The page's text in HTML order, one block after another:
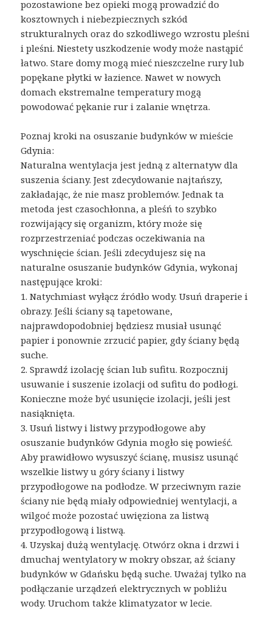
pozostawione bez opieki mogą prowadzić do
kosztownych i niebezpiecznych szkód
strukturalnych oraz do szkodliwego wzrostu pleśni
i pleśni. Niestety uszkodzenie wody może nastąpić
łatwo. Stare domy mogą mieć nieszczelne rury lub
popękane płytki w łazience. Nawet w nowych
domach ekstremalne temperatury mogą
powodować pękanie rur i zalanie wnętrza.
Poznaj kroki na osuszanie budynków w mieście
Gdynia:
Naturalna wentylacja jest jedną z alternatyw dla
suszenia ściany. Jest zdecydowanie najtańszy,
zakładając, że nie masz problemów. Jednak ta
metoda jest czasochłonna, a pleśń to szybko
rozwijający się organizm, który może się
rozprzestrzeniać podczas oczekiwania na
wyschnięcie ścian. Jeśli zdecydujesz się na
naturalne osuszanie budynków Gdynia, wykonaj
następujące kroki:
1. Natychmiast wyłącz źródło wody. Usuń draperie i
obrazy. Jeśli ściany są tapetowane,
najprawdopodobniej będziesz musiał usunąć
papier i ponownie zrzucić papier, gdy ściany będą
suche.
2. Sprawdź izolację ścian lub sufitu. Rozpocznij
usuwanie i suszenie izolacji od sufitu do podłogi.
Konieczne może być usunięcie izolacji, jeśli jest
nasiąknięta.
3. Usuń listwy i listwy przypodłogowe aby
osuszanie budynków Gdynia mogło się powieść.
Aby prawidłowo wysuszyć ścianę, musisz usunąć
wszelkie listwy u góry ściany i listwy
przypodłogowe na podłodze. W przeciwnym razie
ściany nie będą miały odpowiedniej wentylacji, a
wilgoć może pozostać uwięziona za listwą
przypodłogową i listwą.
4. Uzyskaj dużą wentylację. Otwórz okna i drzwi i
dmuchaj wentylatory w mokry obszar, aż ściany
budynków w Gdańsku będą suche. Uważaj tylko na
podłączanie urządzeń elektrycznych w pobliżu
wody. Uruchom także klimatyzator w lecie.